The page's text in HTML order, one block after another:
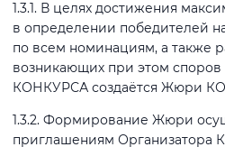
1.3.1. В целях достижения
в определении победителей
по всем номинациям, а также
возникающих при этом
КОНКУРСА создаётся Жюри
1.3.2. Формирование Жюри
приглашениям Организатора